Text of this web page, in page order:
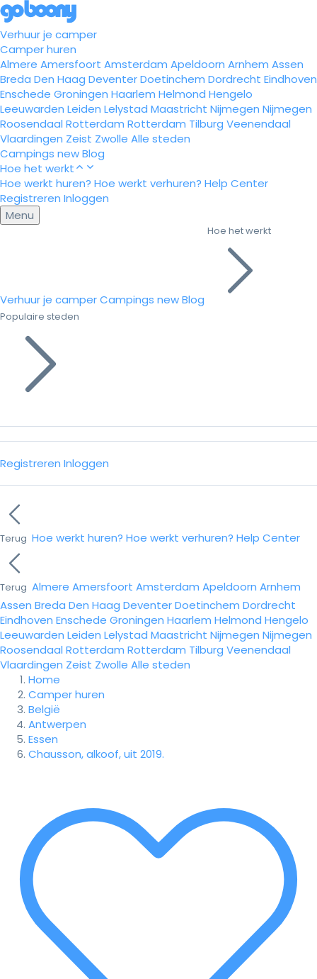
Verhuur je camper
Camper huren
Almere Amersfoort Amsterdam Apeldoorn Arnhem Assen
Breda Den Haag DeventerDoetinchem Dordrecht Eindhoven
Enschede Groningen Haarlem Helmond Hengelo
Leeuwarden Leiden Lelystad Maastricht Nijmegen Nijmegen
Roosendaal Rotterdam Rotterdam Tilburg Veenendaal
Vlaardingen Zeist Zwolle Alle steden
Campings newBlog
Hoe het werkt
Hoe werkt huren? Hoe werkt verhuren? Help Center
Registreren Inloggen
Menu
Verhuur je camperCampings newBlog
Hoe het werkt
Populaire steden
Registreren Inloggen
Terug Hoe werkt huren? Hoe werkt verhuren? Help Center
Terug Almere Amersfoort Amsterdam Apeldoorn Arnhem
Assen Breda Den Haag DeventerDoetinchem Dordrecht
Eindhoven Enschede Groningen Haarlem Helmond Hengelo
Leeuwarden Leiden Lelystad Maastricht Nijmegen Nijmegen
Roosendaal Rotterdam Rotterdam Tilburg Veenendaal
Vlaardingen Zeist Zwolle Alle steden
Home
Camper huren
België
Antwerpen
Essen
Chausson, alkoof, uit 2019.